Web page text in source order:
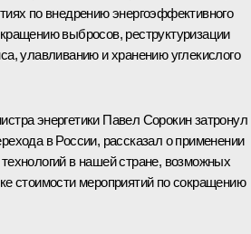
по внедрению энергоэффективного
выбросов, реструктуризации
улавливанию и хранению углекислого
энергетики Павел Сорокин затронул
в России, рассказал о применении
в нашей стране, возможных
стоимости мероприятий по сокращению